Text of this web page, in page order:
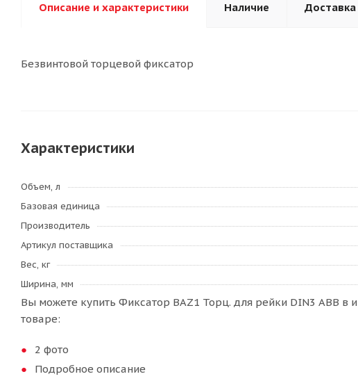
Описание и характеристики Наличие
Безвинтовой торцевой фиксатор
Характеристики
Объем, л
Базовая единица
Производитель
Артикул поставщика
Вес, кг
Ширина, мм
Вы можете купить Фиксатор BAZ1 Торц. для рейки DIN3 ABB
товаре:
2 фото
Подробное описание